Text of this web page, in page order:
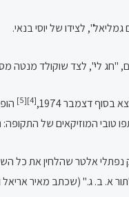
דצמבר 1974, [4]
[5]
המוזיקאים של התקופה:
והמפיק נפתלי אלטר שהלחין
א. ב. ג." (שכתב מאיר אריאל